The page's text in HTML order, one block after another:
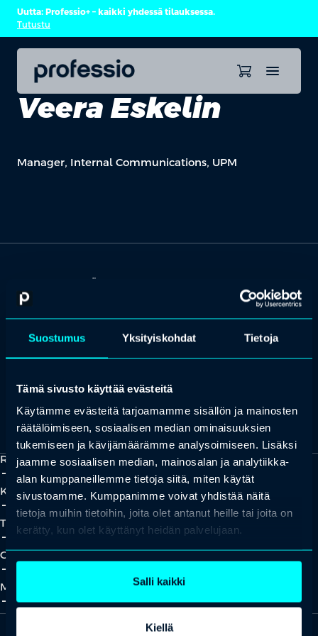
Suostumus Yksityiskohdat Tietoja
Tämä sivusto käyttää evästeitä
Käytämme evästeitä tarjoamamme sisällön ja mainosten
räätälöimiseen, sosiaalisen median ominaisuuksien
tukemiseen ja kävijämäärämme analysoimiseen. Lisäksi
jaamme sosiaalisen median, mainosalan ja analytiikka-
alan kumppaneillemme tietoja siitä, miten käytät
sivustoamme. Kumppanimme voivat yhdistää näitä
tietoja muihin tietoihin, joita olet antanut heille tai joita on
kerätty, kun olet käyttänyt heidän palvelujaan.
Salli kaikki
Kiellä
Uutta: Professio+ – kaikki yhdessä tilauksessa.
Tutustu
Veera Eskelin
Manager, Internal Communications, UPM
OTA YHTEYTTÄ
Keilaranta 1 A, 02150 Espoo
+358 (0)20 780 6220
asiakaspalvelu@professio.fi
Kaikki yhteystiedot Yhteistyökumppaniksi?
Ratkaisut
add_2close
Koulutukset
add_2close
Tapahtumat
add_2 close
Oivallukset
add_2
Meistä
add_2close